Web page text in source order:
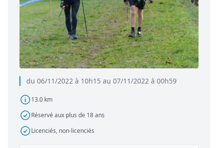
du 06/11/2022 à 10h15 au 07/11/2022 à 00h59
13.0 km
Réservé aux plus de 18 ans
Licenciés, non-licenciés